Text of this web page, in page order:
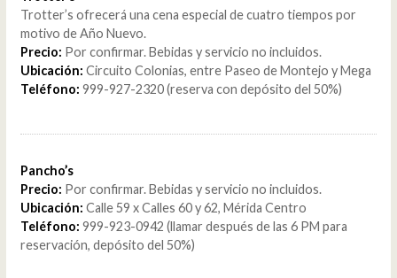
Trotter’s ofrecerá una cena especial de cuatro tiempos por
motivo de Año Nuevo.
Precio: Por confirmar. Bebidas y servicio no incluidos.
Ubicación: Circuito Colonias, entre Paseo de Montejo y Mega
Teléfono: 999-927-2320 (reserva con depósito del 50%)
Pancho’s
Precio: Por confirmar. Bebidas y servicio no incluidos.
Ubicación: Calle 59 x Calles 60 y 62, Mérida Centro
Teléfono: 999-923-0942 (llamar después de las 6 PM para
reservación, depósito del 50%)